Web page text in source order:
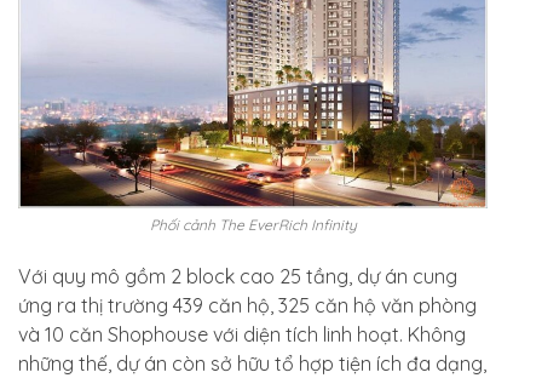
Phối cảnh The EverRich Infinity
Với quy mô gồm 2 block cao 25 tầng, dự án cung
ứng ra thị trường 439 căn hộ, 325 căn hộ văn phòng
và 10 căn Shophouse với diện tích linh hoạt. Không
những thế, dự án còn sở hữu tổ hợp tiện ích đa dạng,